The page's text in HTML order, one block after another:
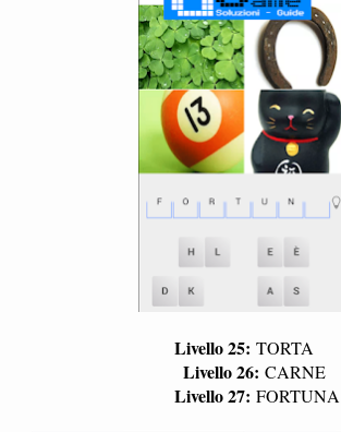
Livello 25: TORTA
Livello 26: CARNE
Livello 27: FORTUNA